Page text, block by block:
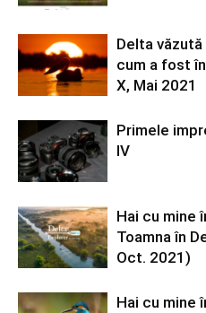
Delta
cum a fost
X, Mai 2021
Primele
IV
Hai cu mine
Toamna în
Oct. 2021)
Hai cu mine